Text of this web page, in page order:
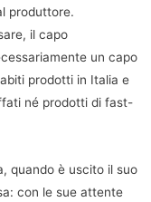
produttore.
il capo
un capo
prodotti in Italia e
né prodotti di fast-
quando è uscito il suo
con le sue attente